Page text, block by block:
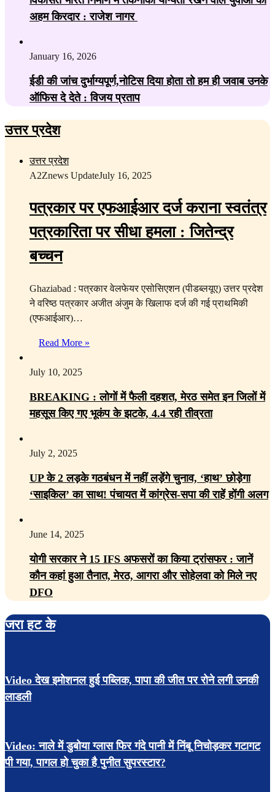
अहम किरदार : राजेश नागर
January 16, 2026
ईडी की जांच दुर्भाग्यपूर्ण,नोटिस दिया होता तो हम ही जवाब उनके
ऑफिस दे देते : विजय प्रताप
उत्तर प्रदेश
उत्तर प्रदेश
A2Znews UpdateJuly 16, 2025
पत्रकार पर एफआईआर दर्ज कराना स्वतंत्र
पत्रकारिता पर सीधा हमला : जितेन्द्र
बच्चन
Ghaziabad : पत्रकार वेलफेयर एसोसिएशन (पीडब्लयूए) उत्तर प्रदेश
ने वरिष्ठ पत्रकार अजीत अंजुम के खिलाफ दर्ज की गई प्राथमिकी
(एफआईआर)…
Read More »
July 10, 2025
BREAKING : लोगों में फैली दहशत, मेरठ समेत इन जिलों में
महसूस किए गए भूकंप के झटके, 4.4 रही तीव्रता
July 2, 2025
UP के 2 लड़के गठबंधन में नहीं लड़ेंगे चुनाव, ‘हाथ’ छोड़ेगा
‘साइकिल’ का साथ! पंचायत में कांग्रेस-सपा की राहें होंगी अलग
June 14, 2025
योगी सरकार ने 15 IFS अफसरों का किया ट्रांसफर : जानें
कौन कहां हुआ तैनात, मेरठ, आगरा और सोहेलवा को मिले नए
DFO
जरा हट के
Video देख इमोशनल हुई पब्लिक, पापा की जीत पर रोने लगी उनकी
लाडली
Video: नाले में डुबोया ग्लास फिर गंदे पानी में निंबू निचोड़कर गटागट
पी गया, पागल हो चुका है पुनीत सुपरस्टार?